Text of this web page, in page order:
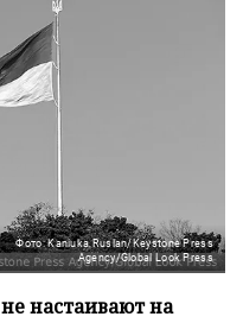
Фото: Kaniuka Ruslan/Keystone Press
Agency/Global Look Press
настаивают на